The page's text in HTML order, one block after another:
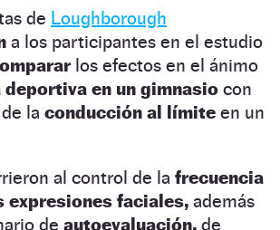
de Loughborough
a los participantes en el estudio
los efectos en el ánimo
en un gimnasio con
la conducción al límite en un
al control de la frecuencia
expresiones faciales, además
de autoevaluación, de